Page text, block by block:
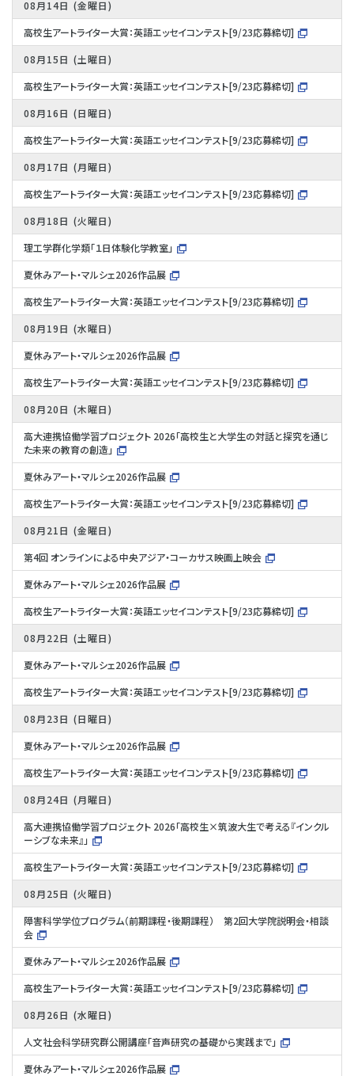
08月14日
金曜日
高校生アートライター大賞：英語エッセイコンテスト[9/23応募締切]
08月15日
土曜日
高校生アートライター大賞：英語エッセイコンテスト[9/23応募締切]
08月16日
日曜日
高校生アートライター大賞：英語エッセイコンテスト[9/23応募締切]
08月17日
月曜日
高校生アートライター大賞：英語エッセイコンテスト[9/23応募締切]
08月18日
火曜日
理工学群化学類「１日体験化学教室」
夏休みアート・マルシェ2026作品展
高校生アートライター大賞：英語エッセイコンテスト[9/23応募締切]
08月19日
水曜日
夏休みアート・マルシェ2026作品展
高校生アートライター大賞：英語エッセイコンテスト[9/23応募締切]
08月20日
木曜日
高大連携協働学習プロジェクト 2026「高校生と大学生の対話と探究を通じ
た未来の教育の創造」
夏休みアート・マルシェ2026作品展
高校生アートライター大賞：英語エッセイコンテスト[9/23応募締切]
08月21日
金曜日
第4回 オンラインによる中央アジア・コーカサス映画上映会
夏休みアート・マルシェ2026作品展
高校生アートライター大賞：英語エッセイコンテスト[9/23応募締切]
08月22日
土曜日
夏休みアート・マルシェ2026作品展
高校生アートライター大賞：英語エッセイコンテスト[9/23応募締切]
08月23日
日曜日
夏休みアート・マルシェ2026作品展
高校生アートライター大賞：英語エッセイコンテスト[9/23応募締切]
08月24日
月曜日
高大連携協働学習プロジェクト 2026「高校生×筑波大生で考える『インクル
ーシブな未来』」
高校生アートライター大賞：英語エッセイコンテスト[9/23応募締切]
08月25日
火曜日
障害科学学位プログラム（前期課程・後期課程） 第2回大学院説明会・相談
会
夏休みアート・マルシェ2026作品展
高校生アートライター大賞：英語エッセイコンテスト[9/23応募締切]
08月26日
水曜日
人文社会科学研究群公開講座「音声研究の基礎から実践まで」
夏休みアート・マルシェ2026作品展